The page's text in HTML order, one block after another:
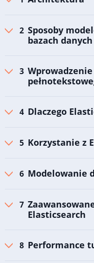
Sposoby
bazach danych
Dlaczego
Korzystanie z
Modelowanie
Elasticsearch
Performance